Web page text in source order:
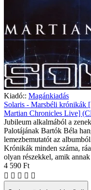
Kiadó:: Magánkiadás
Solaris - Marsbéli krónikák
Martian Chronicles Live]
Jubileum alkalmából a
Palotájának Bartók Béla
lemezbemutatót az
Krónikák minden száma,
olyan részekkel, amik
4 590 Ft